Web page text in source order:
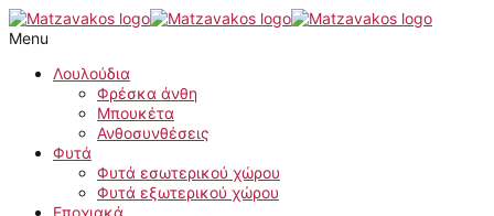
Μετάβαση
στο
περιεχόμενο
Menu
Λουλούδια
Φρέσκα άνθη
Μπουκέτα
Ανθοσυνθέσεις
Φυτά
Φυτά εσωτερικού χώρου
Φυτά εξωτερικού χώρου
Εποχιακά
Τεχνητό
μπουκέτο
ροζ-
πράσινη
παιώνια
κίτρινο
εσωτερικό
ποσότητα